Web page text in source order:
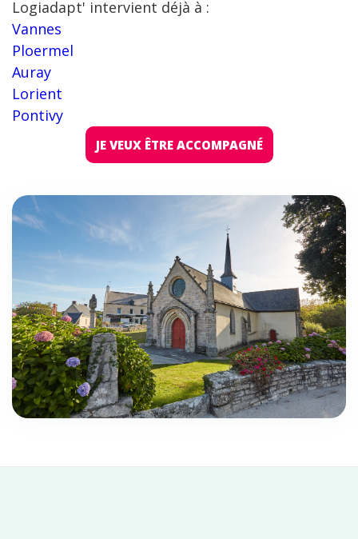
Logiadapt' intervient déjà à :
Vannes
Ploermel
Auray
Lorient
Pontivy
JE VEUX ÊTRE ACCOMPAGNÉ